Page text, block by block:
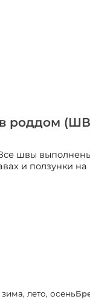
роддом
швы
и ползунки
зима, лето, осень